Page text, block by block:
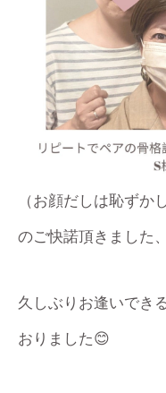
（お顔だしは恥ずか
のご快諾頂きました
久しぶりお逢いでき
おりました😊